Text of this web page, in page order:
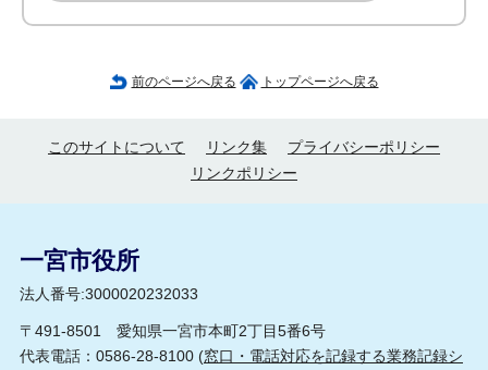
前のページへ戻る トップページへ戻る
このサイトについて リンク集
プライバシーポリシー
リンクポリシー
一宮市役所
法人番号:3000020232033
〒491-8501 愛知県一宮市本町2丁目5番6号
代表電話：0586-28-8100 (窓口・電話対応を記録する業務記録シ